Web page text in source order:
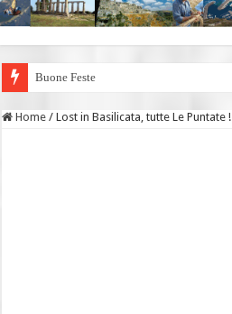
Buone Feste
Home / Lost in Basilicata, tutte Le Puntate !